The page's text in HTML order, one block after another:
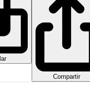
Compartir